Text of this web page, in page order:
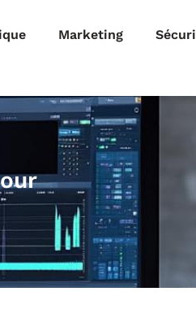
Marketing